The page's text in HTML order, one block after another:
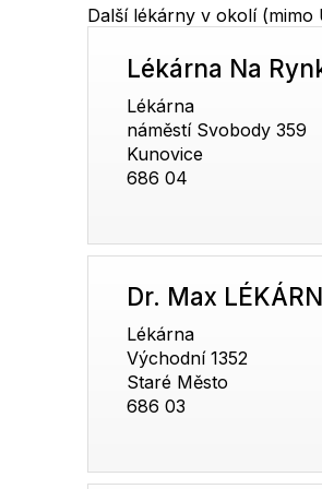
Další lékárny v okolí (mimo
Lékárna Na
Lékárna
náměstí Svobody 359
Kunovice
686 04
Dr. Max
Lékárna
Východní 1352
Staré Město
686 03